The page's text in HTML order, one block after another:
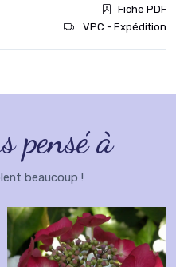
Fiche PDF
VPC - Expédition
pensé à
beaucoup !